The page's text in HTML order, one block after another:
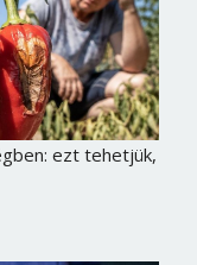
ezt tehetjük,